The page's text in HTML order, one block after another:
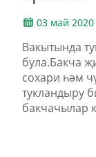
03 май 2020
Вакытында
була.Бакча
сохари һәм
тукландыру
бакчачылар